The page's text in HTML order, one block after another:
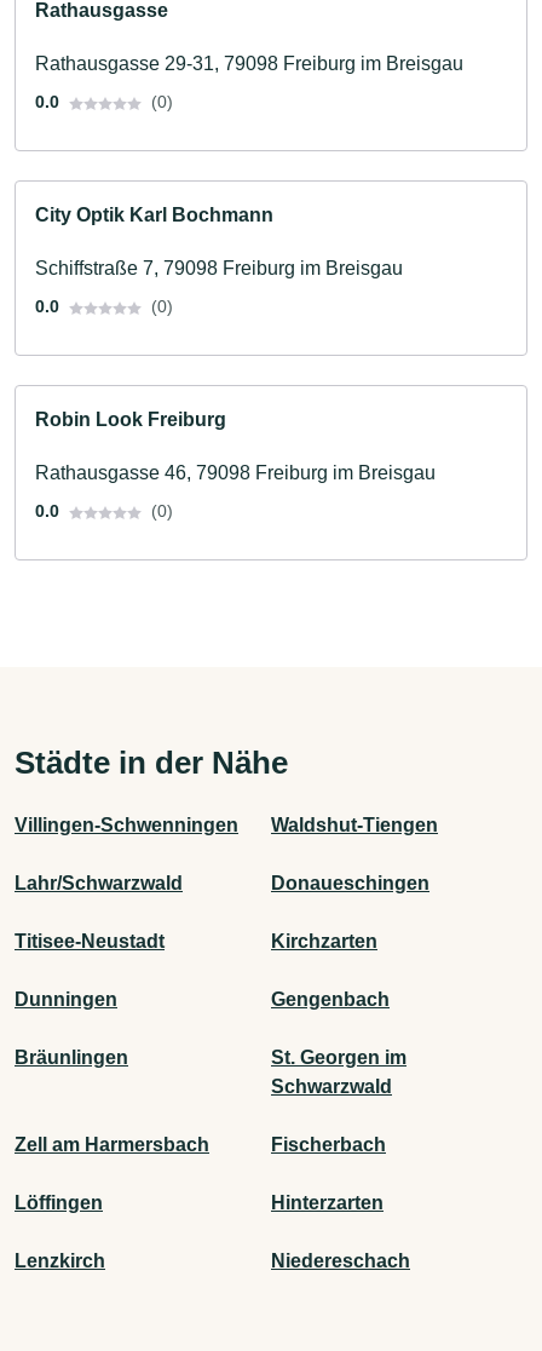
Rathausgasse
Rathausgasse 29-31, 79098 Freiburg im Breisgau
0.0 (0)
City Optik Karl Bochmann
Schiffstraße 7, 79098 Freiburg im Breisgau
0.0 (0)
Robin Look Freiburg
Rathausgasse 46, 79098 Freiburg im Breisgau
0.0 (0)
Städte in der Nähe
Villingen-Schwenningen Waldshut-Tiengen
Lahr/Schwarzwald Donaueschingen
Titisee-Neustadt Kirchzarten
Dunningen Gengenbach
Bräunlingen
St. Georgen im
Schwarzwald
Zell am Harmersbach Fischerbach
Löffingen Hinterzarten
Lenzkirch Niedereschach